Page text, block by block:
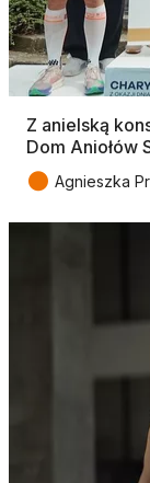
Z anielską
Dom Aniołów
● Agnieszka